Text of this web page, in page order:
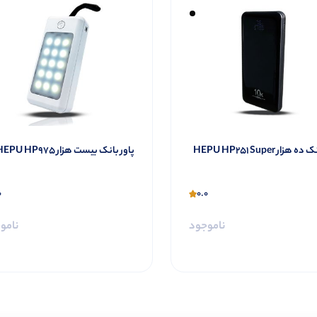
پاور بانک ده هزار HEPU HP251 Super
0.0
ناموجود
پاور بانک بیست هزار HEPU HP975